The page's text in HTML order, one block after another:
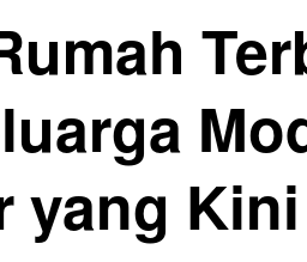
yang